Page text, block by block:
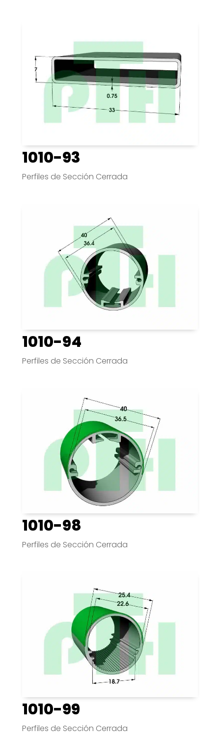
1010-93
Perfiles de Sección Cerrada
1010-94
Perfiles de Sección Cerrada
1010-98
Perfiles de Sección Cerrada
1010-99
Perfiles de Sección Cerrada